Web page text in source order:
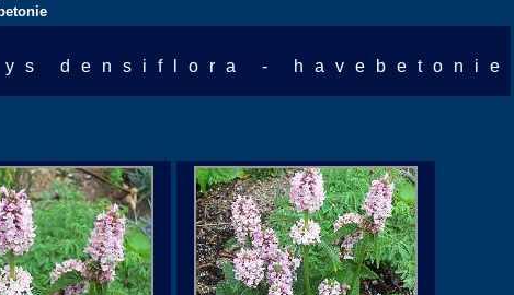
densiflora - havebetonie